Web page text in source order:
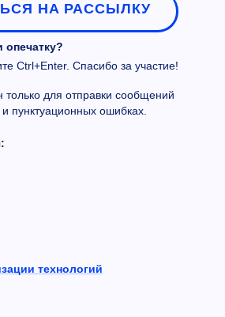
НА РАССЫЛКУ
Ctrl+Enter. Спасибо за участие!
только для отправки сообщений
пунктуационных ошибках.
технологий